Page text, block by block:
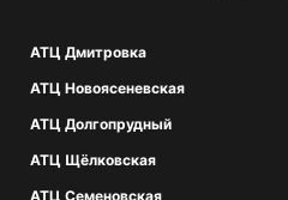
АТЦ Дмитровка
АТЦ Новоясеневская
АТЦ Долгопрудный
АТЦ Щёлковская
АТЦ Семеновская